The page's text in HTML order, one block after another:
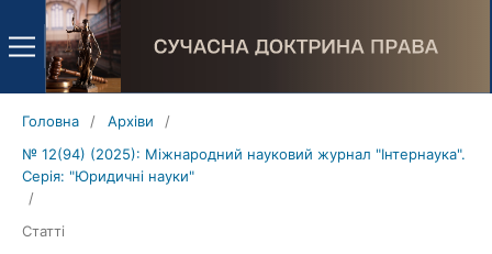
Головна / Архіви
/
№ 12(94) (2025): Міжнародний науковий журнал "Інтернаука".
Серія: "Юридичні науки"
/
Статті